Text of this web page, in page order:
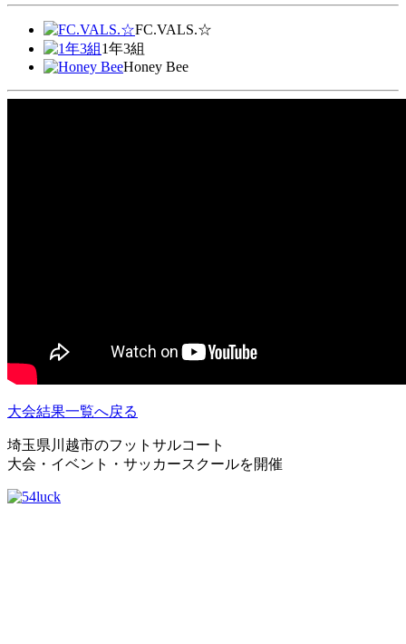
FC.VALS.☆
1年3組
Honey Bee
大会結果一覧へ戻る
埼玉県川越市のフットサルコート
大会・イベント・サッカースクールを開催